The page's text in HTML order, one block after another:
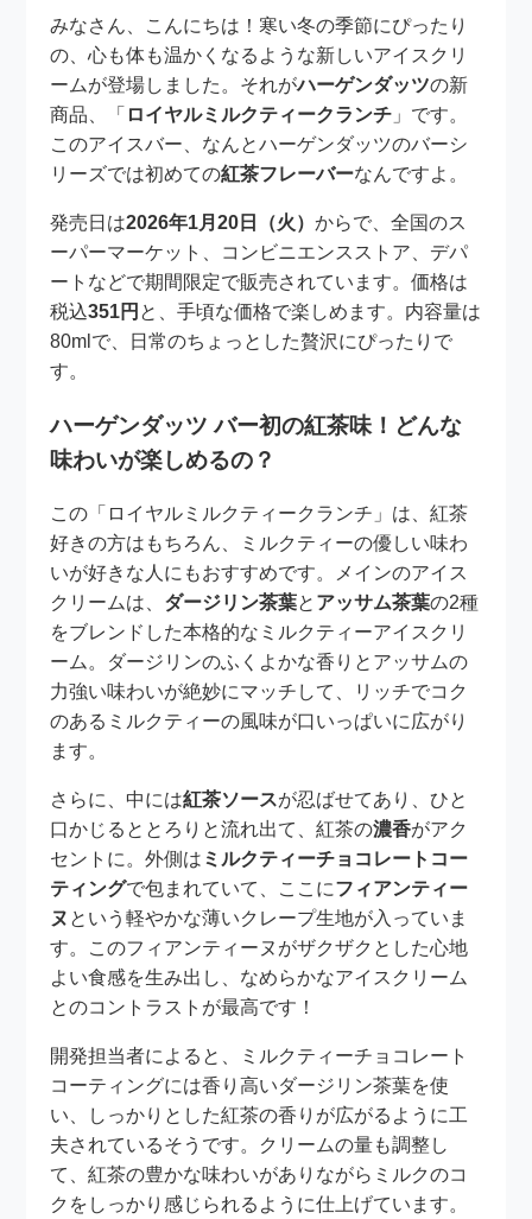
みなさん、こんにちは！寒い冬の季節にぴったり
の、心も体も温かくなるような新しいアイスクリ
ームが登場しました。それがハーゲンダッツの新
商品、「 ロイヤルミルクティークランチ 」です。
このアイスバー、なんとハーゲンダッツのバーシ
リーズでは初めての紅茶フレーバーなんですよ。
発売日は2026年1月20日（火）からで、全国のス
ーパーマーケット、コンビニエンスストア、デパ
ートなどで期間限定で販売されています。価格は
税込351円 と、手頃な価格で楽しめます。内容量は
80mlで、日常のちょっとした贅沢にぴったりで
す。
ハーゲンダッツ バー初の紅茶味！どんな
味わいが楽しめるの？
この「ロイヤルミルクティークランチ」は、紅茶
好きの方はもちろん、ミルクティーの優しい味わ
いが好きな人にもおすすめです。メインのアイス
クリームは、 ダージリン茶葉と アッサム茶葉の2種
をブレンドした本格的なミルクティーアイスクリ
ーム。ダージリンのふくよかな香りとアッサムの
力強い味わいが絶妙にマッチして、リッチでコク
のあるミルクティーの風味が口いっぱいに広がり
ます。
さらに、中には紅茶ソースが忍ばせてあり、ひと
口かじるととろりと流れ出て、紅茶の濃香がアク
セントに。外側は ミルクティーチョコレートコー
ティングで包まれていて、ここにフィアンティー
ヌ という軽やかな薄いクレープ生地が入っていま
す。このフィアンティーヌがザクザクとした心地
よい食感を生み出し、なめらかなアイスクリーム
とのコントラストが最高です！
開発担当者によると、ミルクティーチョコレート
コーティングには香り高いダージリン茶葉を使
い、しっかりとした紅茶の香りが広がるように工
夫されているそうです。クリームの量も調整し
て、紅茶の豊かな味わいがありながらミルクのコ
クをしっかり感じられるように仕上げています。